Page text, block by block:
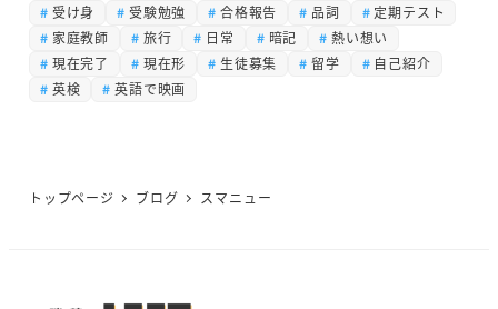
受け身
受験勉強 合格報告 品詞
定期テスト
家庭教師
旅行 日常 暗記
熱い想い
現在完了
現在形 生徒募集 留学
自己紹介
英検
英語で映画
トップページ ブログ スマニュー